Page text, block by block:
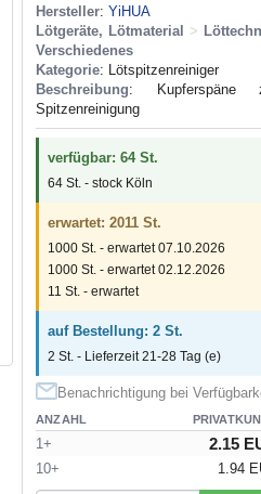
Hersteller: YiHUA
Lötgeräte, Lötmaterial
>
Verschiedenes
Kategorie: Lötspitzenreiniger
Beschreibung: Kupferspäne
Spitzenreinigung
verfügbar: 64 St.
64 St. - stock Köln
erwartet: 2011 St.
1000 St. - erwartet 07.10.2026
1000 St. - erwartet 02.12.2026
11 St. - erwartet
auf Bestellung: 2 St.
2 St. - Lieferzeit 21-28 Tag (e)
Benachrichtigung bei
ANZAHL
1+ 2.15
10+ 1.94